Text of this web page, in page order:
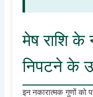
मेष राशि के
निपटने के
इन नकारात्मक गुणों को